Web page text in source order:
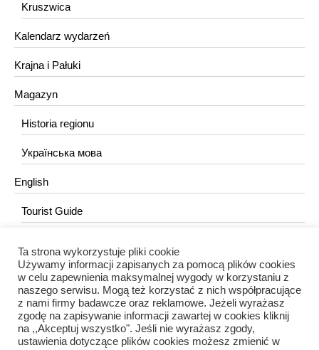
Kruszwica
Kalendarz wydarzeń
Krajna i Pałuki
Magazyn
Historia regionu
Українська мова
English
Tourist Guide
KONTAKT
redakcja@portalkujawski.pl
Redakcja
Ta strona wykorzystuje pliki cookie
Używamy informacji zapisanych za pomocą plików cookies
w celu zapewnienia maksymalnej wygody w korzystaniu z
naszego serwisu. Mogą też korzystać z nich współpracujące
z nami firmy badawcze oraz reklamowe. Jeżeli wyrażasz
zgodę na zapisywanie informacji zawartej w cookies kliknij
na ,,Akceptuj wszystko". Jeśli nie wyrażasz zgody,
ustawienia dotyczące plików cookies możesz zmienić w